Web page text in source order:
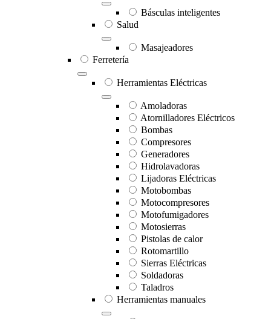
Básculas inteligentes
Salud
Masajeadores
Ferretería
Herramientas Eléctricas
Amoladoras
Atornilladores Eléctricos
Bombas
Compresores
Generadores
Hidrolavadoras
Lijadoras Eléctricas
Motobombas
Motocompresores
Motofumigadores
Motosierras
Pistolas de calor
Rotomartillo
Sierras Eléctricas
Soldadoras
Taladros
Herramientas manuales